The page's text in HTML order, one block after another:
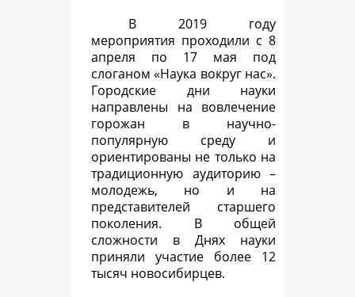
В 2019 году
мероприятия проходили с 8
апреля по 17 мая под
слоганом «Наука вокруг нас».
Городские дни науки
направлены на вовлечение
горожан в научно-
популярную среду и
ориентированы не только на
традиционную аудиторию –
молодежь, но и на
представителей старшего
поколения. В общей
сложности в Днях науки
приняли участие более 12
тысяч новосибирцев.